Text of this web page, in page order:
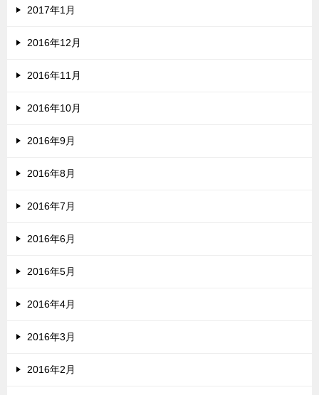
2017年1月
2016年12月
2016年11月
2016年10月
2016年9月
2016年8月
2016年7月
2016年6月
2016年5月
2016年4月
2016年3月
2016年2月